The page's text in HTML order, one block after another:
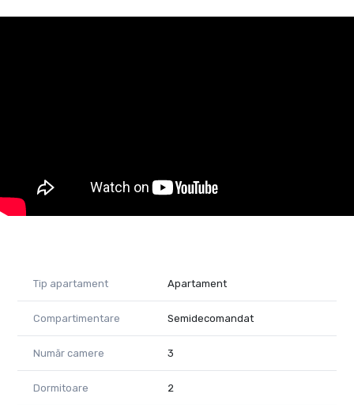
Tip apartament Apartament
Compartimentare Semidecomandat
Număr camere 3
Dormitoare 2